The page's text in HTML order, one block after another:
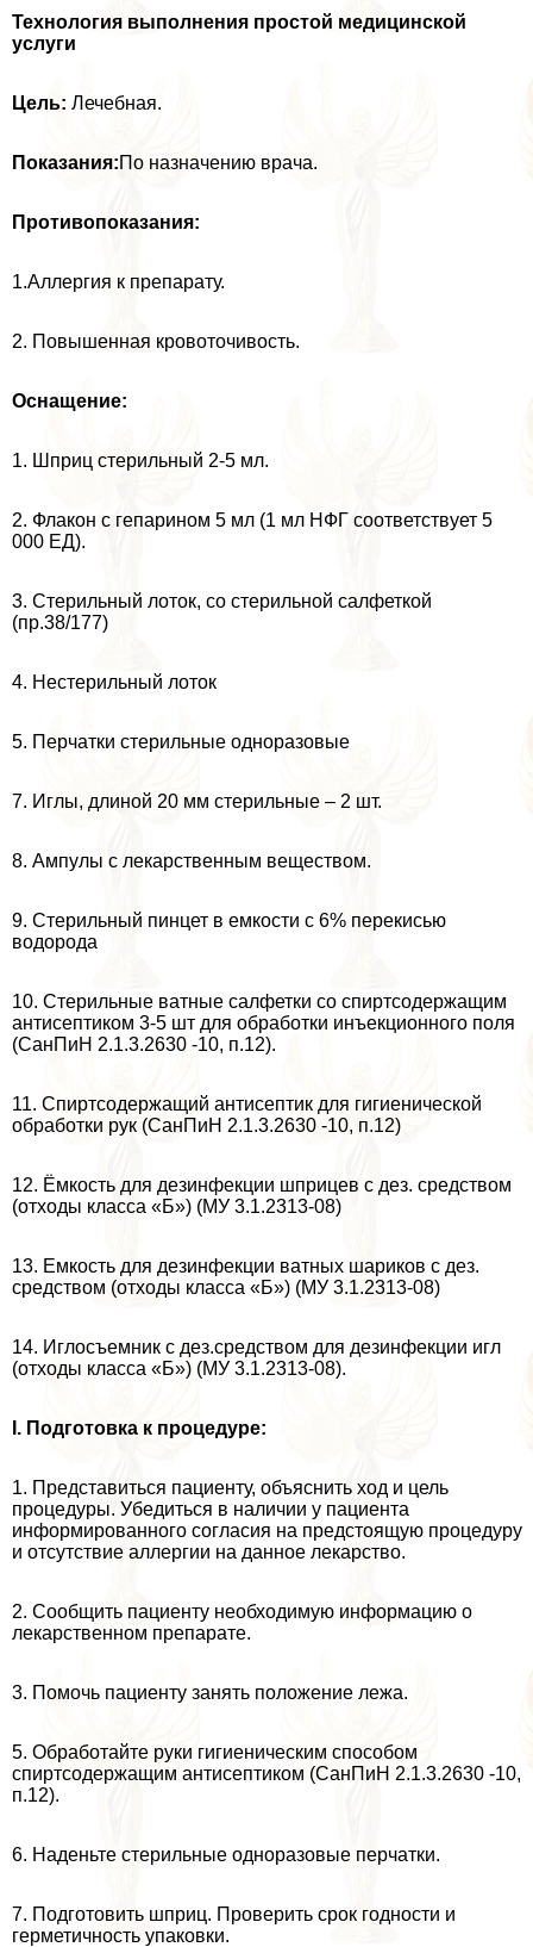
Технология выполнения простой медицинской
услуги
Цель: Лечебная.
Показания:По назначению врача.
Противопоказания:
1.Аллергия к препарату.
2. Повышенная кровоточивость.
Оснащение:
1. Шприц стерильный 2-5 мл.
2. Флакон с гепарином 5 мл (1 мл НФГ соответствует 5
000 ЕД).
3. Стерильный лоток, со стерильной салфеткой
(пр.38/177)
4. Нестерильный лоток
5. Перчатки стерильные одноразовые
7. Иглы, длиной 20 мм стерильные – 2 шт.
8. Ампулы с лекарственным веществом.
9. Стерильный пинцет в емкости с 6% перекисью
водорода
10. Стерильные ватные салфетки со спиртсодержащим
антисептиком 3-5 шт для обработки инъекционного поля
(СанПиН 2.1.3.2630 -10, п.12).
11. Спиртсодержащий антисептик для гигиенической
обработки рук (СанПиН 2.1.3.2630 -10, п.12)
12. Ёмкость для дезинфекции шприцев с дез. средством
(отходы класса «Б») (МУ 3.1.2313-08)
13. Емкость для дезинфекции ватных шариков с дез.
средством (отходы класса «Б») (МУ 3.1.2313-08)
14. Иглосъемник с дез.средством для дезинфекции игл
(отходы класса «Б») (МУ 3.1.2313-08).
I. Подготовка к процедуре:
1. Представиться пациенту, объяснить ход и цель
процедуры. Убедиться в наличии у пациента
информированного согласия на предстоящую процедуру
и отсутствие аллергии на данное лекарство.
2. Сообщить пациенту необходимую информацию о
лекарственном препарате.
3. Помочь пациенту занять положение лежа.
5. Обработайте руки гигиеническим способом
спиртсодержащим антисептиком (СанПиН 2.1.3.2630 -10,
п.12).
6. Наденьте стерильные одноразовые перчатки.
7. Подготовить шприц. Проверить срок годности и
герметичность упаковки.